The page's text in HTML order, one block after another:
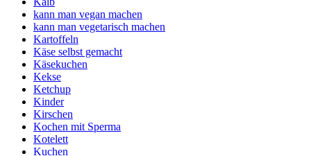
kann man vegan machen
kann man vegetarisch machen
Kartoffeln
Käse selbst gemacht
Käsekuchen
Kekse
Ketchup
Kinder
Kirschen
Kochen mit Sperma
Kotelett
Kuchen